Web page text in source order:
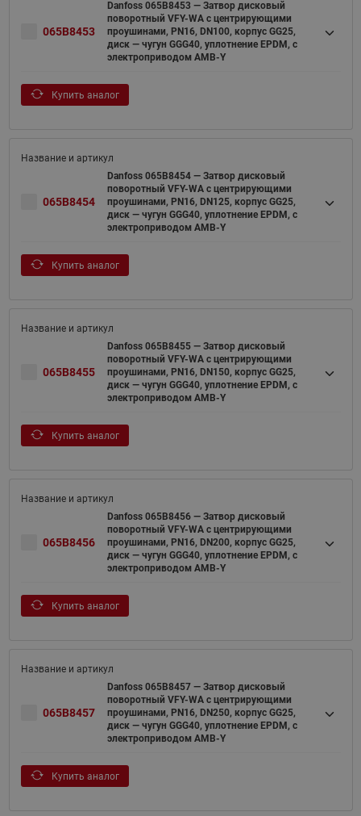
065B8453
Danfoss 065B8453 — Затвор дисковый
поворотный VFY-WA с центрирующими
проушинами, PN16, DN100, корпус GG25,
диск — чугун GGG40, уплотнение EPDM, с
электроприводом AMB-Y
Купить аналог
065B8454
Danfoss 065B8454 — Затвор дисковый
поворотный VFY-WA с центрирующими
проушинами, PN16, DN125, корпус GG25,
диск — чугун GGG40, уплотнение EPDM, с
электроприводом AMB-Y
Купить аналог
065B8455
Danfoss 065B8455 — Затвор дисковый
поворотный VFY-WA с центрирующими
проушинами, PN16, DN150, корпус GG25,
диск — чугун GGG40, уплотнение EPDM, с
электроприводом AMB-Y
Купить аналог
065B8456
Danfoss 065B8456 — Затвор дисковый
поворотный VFY-WA с центрирующими
проушинами, PN16, DN200, корпус GG25,
диск — чугун GGG40, уплотнение EPDM, с
электроприводом AMB-Y
Купить аналог
065B8457
Danfoss 065B8457 — Затвор дисковый
поворотный VFY-WA с центрирующими
проушинами, PN16, DN250, корпус GG25,
диск — чугун GGG40, уплотнение EPDM, с
электроприводом AMB-Y
Купить аналог